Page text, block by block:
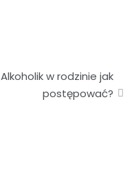
Alkoholik w rodzinie jak
postępować?